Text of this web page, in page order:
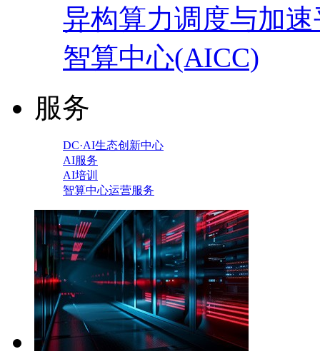
异构算力调度与加
智算中心(AICC)
服务
DC·AI生态创新中心
AI服务
AI培训
智算中心运营服务